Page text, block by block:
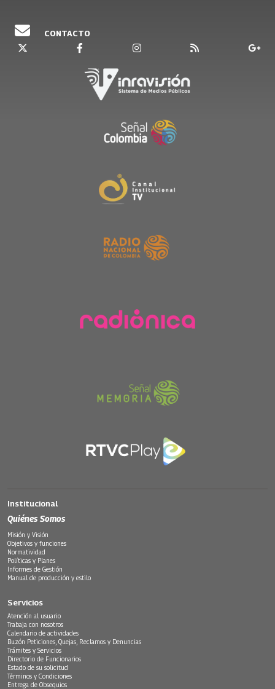
CONTACTO
Institucional
Quiénes Somos
Misión y Visión
Objetivos y funciones
Normatividad
Políticas y Planes
Informes de Gestión
Manual de producción y estilo
Servicios
Atención al usuario
Trabaja con nosotros
Calendario de actividades
Buzón Peticiones, Quejas, Reclamos y Denuncias
Trámites y Servicios
Directorio de Funcionarios
Estado de su solicitud
Términos y Condiciones
Entrega de Obsequios